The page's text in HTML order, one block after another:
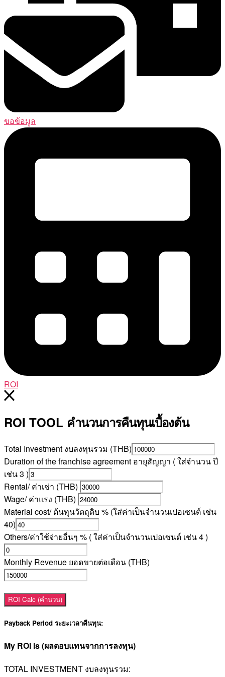
ขอข้อมูล
ROI
ROI TOOL คำนวนการคืนทุนเบื้องต้น
Total Investment งบลงทุนรวม (THB)
Duration of the franchise agreement อายุสัญญา ( ใส่จำนวน ปี
เช่น 3 )
Rental/ ค่าเช่า (THB)
Wage/ ค่าแรง (THB)
Material cost/ ต้นทุนวัตถุดิบ % (ใส่ค่าเป็นจำนวนเปอเซนต์ เช่น
40)
Others/ค่าใช้จ่ายอื่นๆ % ( ใส่ค่าเป็นจำนวนเปอเซนต์ เช่น 4 )
Monthly Revenue ยอดขายต่อเดือน (THB)
ROI Calc (คำนวน)
Payback Period ระยะเวลาคืนทุน:
My ROI is (ผลตอบแทนจากการลงทุน)
TOTAL INVESTMENT งบลงทุนรวม: